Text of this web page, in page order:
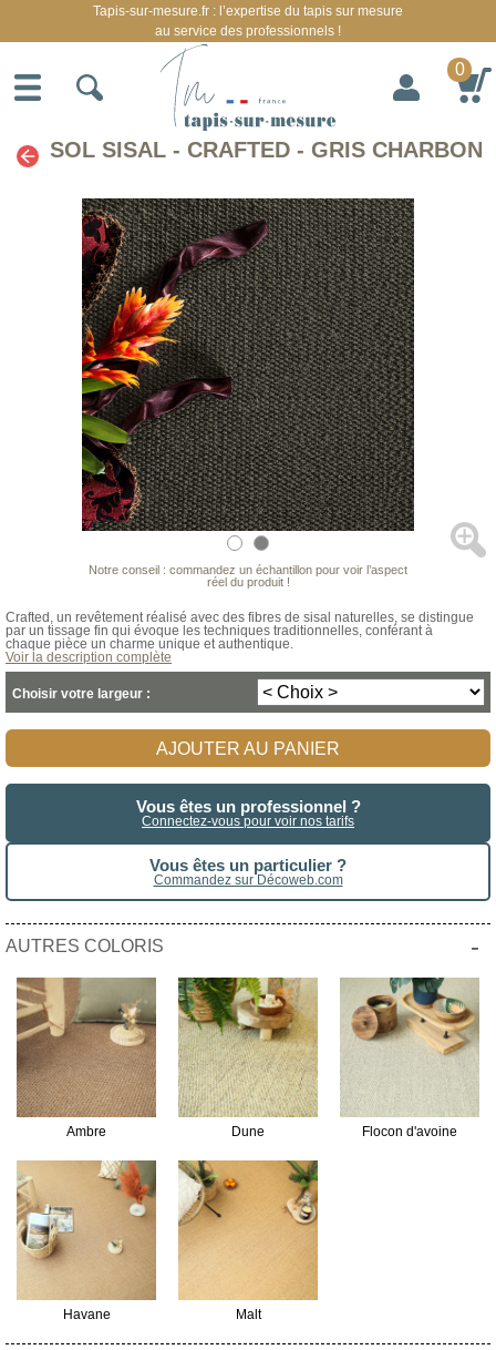
SOL SISAL - CRAFTED - GRIS CHARBON
Notre conseil : commandez un échantillon pour voir l’aspect
réel du produit !
Crafted, un revêtement réalisé avec des fibres de sisal naturelles, se distingue
par un tissage fin qui évoque les techniques traditionnelles, conférant à
chaque pièce un charme unique et authentique.
Voir la description complète
Choisir votre largeur :
AJOUTER AU PANIER
Vous êtes un professionnel ?
Connectez-vous pour voir nos tarifs
Vous êtes un particulier ?
Commandez sur Décoweb.com
AUTRES COLORIS -
Ambre Dune Flocon d'avoine
Havane Malt
Tapis-sur-mesure.fr : l’expertise du tapis sur mesure
au service des professionnels !
0